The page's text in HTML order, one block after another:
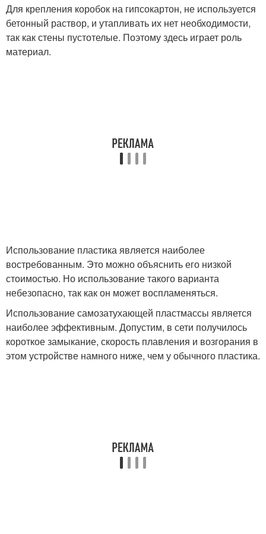
Для крепления коробок на гипсокартон, не используется
бетонный раствор, и утапливать их нет необходимости,
так как стены пустотелые. Поэтому здесь играет роль
материал.
Использование пластика является наиболее
востребованным. Это можно объяснить его низкой
стоимостью. Но использование такого варианта
небезопасно, так как он может воспламеняться.
Использование самозатухающей пластмассы является
наиболее эффективным. Допустим, в сети получилось
короткое замыкание, скорость плавления и возгорания в
этом устройстве намного ниже, чем у обычного пластика.